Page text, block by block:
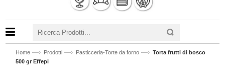
Home —› Prodotti —› Pasticceria-Torte da forno —› Torta frutti di bosco
500 gr Effepi